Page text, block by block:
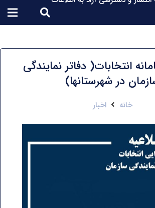
انتخابات( دفاتر نمایندگی
در شهرستانها)
خانه اخبار